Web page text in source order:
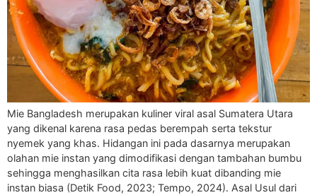
Mie Bangladesh merupakan kuliner viral asal Sumatera Utara
yang dikenal karena rasa pedas berempah serta tekstur
nyemek yang khas. Hidangan ini pada dasarnya merupakan
olahan mie instan yang dimodifikasi dengan tambahan bumbu
sehingga menghasilkan cita rasa lebih kuat dibanding mie
instan biasa (Detik Food, 2023; Tempo, 2024). Asal Usul dari